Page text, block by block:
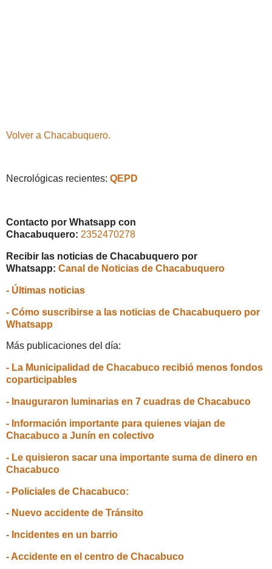
Volver a Chacabuquero.
Necrológicas recientes: QEPD
Contacto por Whatsapp con
Chacabuquero: 2352470278
Recibir las noticias de Chacabuquero por
Whatsapp: Canal de Noticias de Chacabuquero
- Últimas noticias
- Cómo suscribirse a las noticias de Chacabuquero por
Whatsapp
Más publicaciones del día:
- La Municipalidad de Chacabuco recibió menos fondos
coparticipables
- Inauguraron luminarias en 7 cuadras de Chacabuco
- Información importante para quienes viajan de
Chacabuco a Junín en colectivo
- Le quisieron sacar una importante suma de dinero en
Chacabuco
- Policiales de Chacabuco:
- Nuevo accidente de Tránsito
- Incidentes en un barrio
- Accidente en el centro de Chacabuco